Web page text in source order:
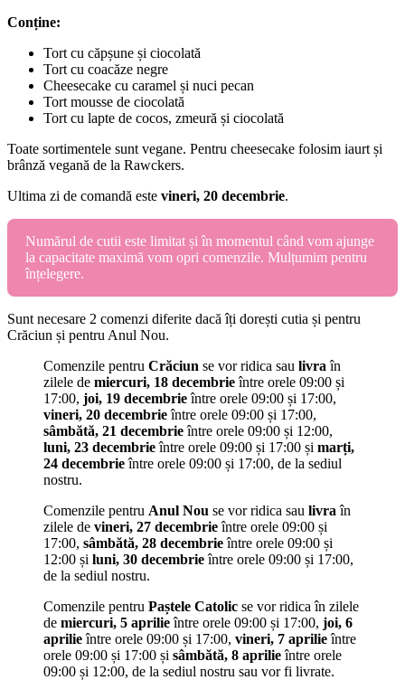
Conține:
Tort cu căpșune și ciocolată
Tort cu coacăze negre
Cheesecake cu caramel și nuci pecan
Tort mousse de ciocolată
Tort cu lapte de cocos, zmeură și ciocolată
Toate sortimentele sunt vegane. Pentru cheesecake folosim iaurt și
brânză vegană de la Rawckers.
Ultima zi de comandă este vineri, 20 decembrie.
Numărul de cutii este limitat și în momentul când vom ajunge
la capacitate maximă vom opri comenzile. Mulțumim pentru
înțelegere.
Sunt necesare 2 comenzi diferite dacă îți dorești cutia și pentru
Crăciun și pentru Anul Nou.
Comenzile pentru Crăciun se vor ridica sau livra în
zilele de miercuri, 18 decembrieîntre orele 09:00 și
17:00, joi, 19 decembrieîntre orele 09:00 și 17:00,
vineri, 20 decembrieîntre orele 09:00 și 17:00,
sâmbătă, 21 decembrieîntre orele 09:00 și 12:00,
luni, 23 decembrieîntre orele 09:00 și 17:00 și marți,
24 decembrieîntre orele 09:00 și 17:00, de la sediul
nostru.
Comenzile pentru Anul Nou se vor ridica sau livra în
zilele de vineri, 27 decembrieîntre orele 09:00 și
17:00, sâmbătă, 28 decembrieîntre orele 09:00 și
12:00 și luni, 30 decembrieîntre orele 09:00 și 17:00,
de la sediul nostru.
Comenzile pentru Paștele Catolic se vor ridica în zilele
de miercuri, 5 aprilieîntre orele 09:00 și 17:00, joi, 6
aprilieîntre orele 09:00 și 17:00, vineri, 7 aprilieîntre
orele 09:00 și 17:00 și sâmbătă, 8 aprilieîntre orele
09:00 și 12:00, de la sediul nostru sau vor fi livrate.